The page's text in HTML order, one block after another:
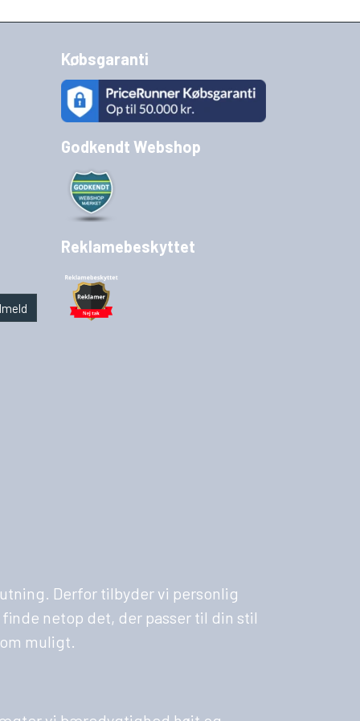
Købsgaranti
Godkendt Webshop
Reklamebeskyttet
Derfor tilbyder vi personlig
netop det, der passer til din stil
muligt.